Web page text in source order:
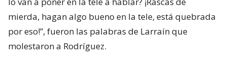
mierda, hagan algo bueno en la tele, está quebrada
por eso!”, fueron las palabras de Larraín que
molestaron a Rodríguez.